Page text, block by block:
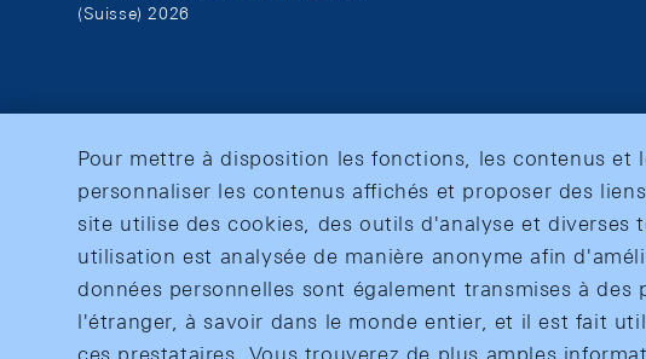
(Suisse) 2026
Pour mettre à disposition les fonctions, les contenus et
personnaliser les contenus affichés et proposer des
site utilise des cookies, des outils d'analyse et diverses
utilisation est analysée de manière anonyme afin
données personnelles sont également transmises à des
l'étranger, à savoir dans le monde entier, et il est fait